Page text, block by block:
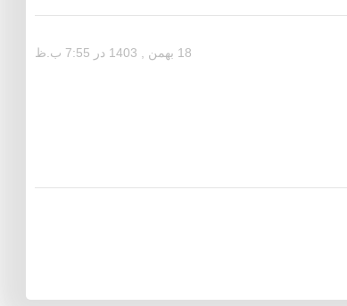
18 بهمن , 1403 در 7:55 ب.ظ